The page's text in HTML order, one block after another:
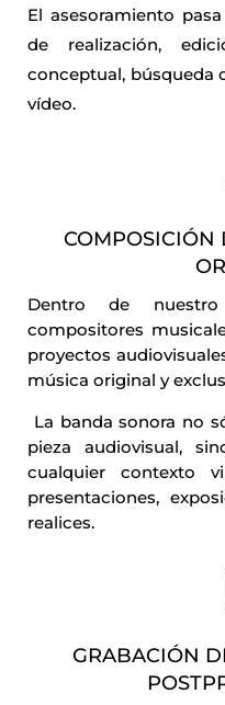
El asesoramiento
de realización,
conceptual, búsqueda
vídeo.
COMPOSICIÓN
Dentro de
compositores
proyectos
música original y
La banda sonora no
pieza audiovisual,
cualquier contexto
presentaciones,
realices.
GRABACIÓN